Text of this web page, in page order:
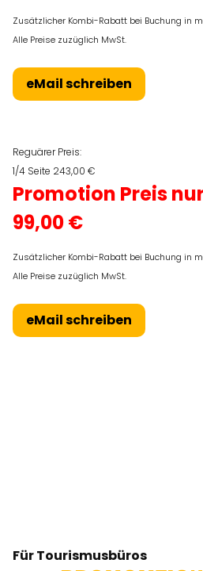
Zusätzlicher Kombi-Rabatt bei Buchung in
Alle Preise zuzüglich MwSt.
eMail schreiben
Reguärer Preis:
1/4 Seite 243,00 €
Promotion Preis
99,00 €
Zusätzlicher Kombi-Rabatt bei Buchung in
Alle Preise zuzüglich MwSt.
eMail schreiben
Für Tourismusbüros